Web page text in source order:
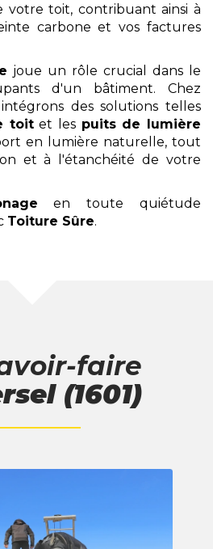
votre toit, contribuant ainsi à
carbone et vos factures
joue un rôle crucial dans le
d'un bâtiment. Chez
des solutions telles
toitet les puits de lumière
en lumière naturelle, tout
et à l'étanchéité de votre
en toute quiétude
Toiture Sûre.
faire
(1601)